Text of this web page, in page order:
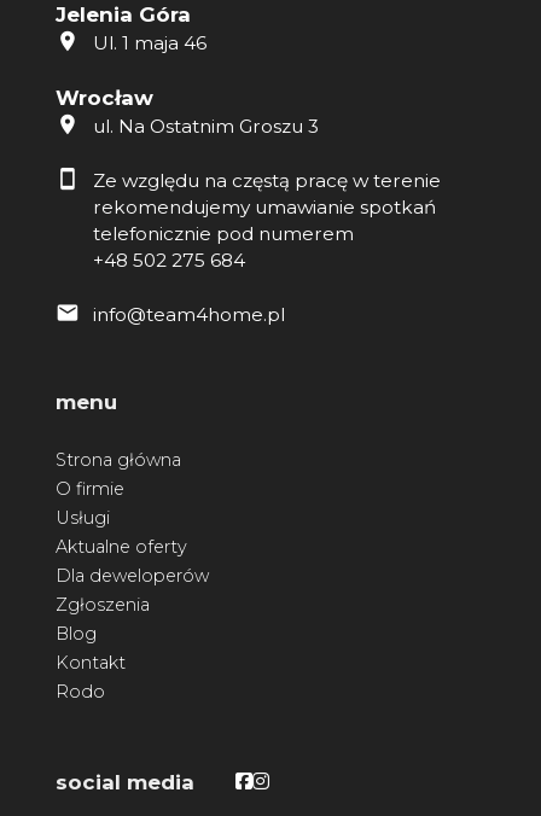
Jelenia Góra
Ul. 1 maja 46
Wrocław
ul. Na Ostatnim Groszu 3
Ze względu na częstą pracę w terenie
rekomendujemy umawianie spotkań
telefonicznie pod numerem
+48 502 275 684
info@team4home.pl
menu
Strona główna
O firmie
Usługi
Aktualne oferty
Dla deweloperów
Zgłoszenia
Blog
Kontakt
Rodo
social media Facebook
Facebook